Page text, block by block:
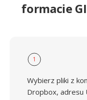
formacie
1
Wybierz pliki z
Dropbox, adresu